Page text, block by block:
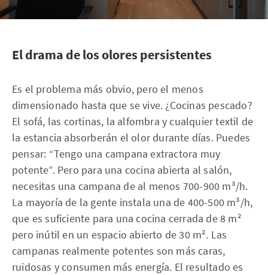
El drama de los olores persistentes
Es el problema más obvio, pero el menos
dimensionado hasta que se vive. ¿Cocinas pescado?
El sofá, las cortinas, la alfombra y cualquier textil de
la estancia absorberán el olor durante días. Puedes
pensar: “Tengo una campana extractora muy
potente”. Pero para una cocina abierta al salón,
necesitas una campana de al menos 700-900 m³/h.
La mayoría de la gente instala una de 400-500 m³/h,
que es suficiente para una cocina cerrada de 8 m²
pero inútil en un espacio abierto de 30 m². Las
campanas realmente potentes son más caras,
ruidosas y consumen más energía. El resultado es